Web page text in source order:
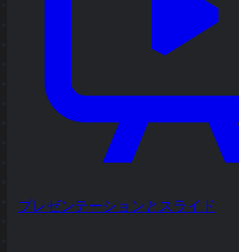
プレゼンテーションとスライド